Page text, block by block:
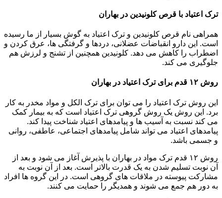
ترک اعتیاد با قرص کلونیدین در بهاران
همراهی نام قرص کلونیدین و ترک اعتیاد به گوش بسیار از ما رسیده
است. این دارو انقباضات عضلانی، دردها و گرفتگی ها، عرق کردن و
اضطراب را کاهش می دهد. کلونیدین همچنین از تشنج و لرزش هم
جلوگیری می کند.
روش ۱۲ قدم برای ترک اعتیاد در بهاران
این روش ترک اعتیاد را می توان برای ترک الکل و مواد مخدر به کار
برد. این روش یک روش گروهی ترک اعتیاد است که به بیمار کمک
می کند نسبت به آسیب ها و پیامدهای اعتیاد شناخت پیدا کند.
پیامدهای اعتیاد می تواند شامل پیامدهای اجتماعی، عاطفی، روانی
و جسمی باشد.
روش ۱۲ قدم ترک مواد در بهاران با پذیرش آغاز می شود و بعد از
آن نوبت تسلیم شدن به یک قدرت بالاتر است. بعد از آن نوبت به
مشارکت پیوسته در ملاقات های گروهی است. در این گروه ها افراد
به دور هم جمع می شوند و همدیگر را حمایت می کنند.